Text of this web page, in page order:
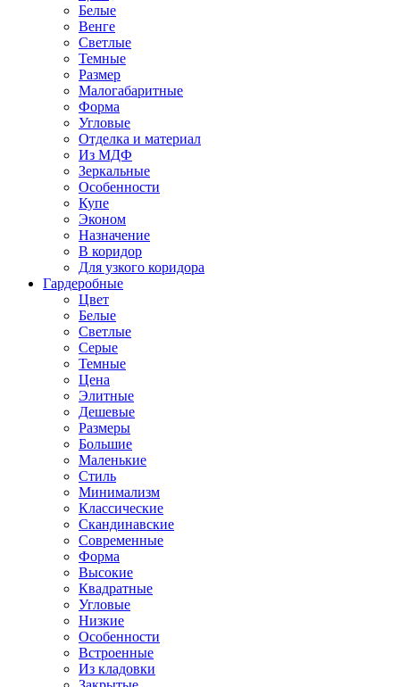
Белые
Венге
Светлые
Темные
Размер
Малогабаритные
Форма
Угловые
Отделка и материал
Из МДФ
Зеркальные
Особенности
Купе
Эконом
Назначение
В коридор
Для узкого коридора
Гардеробные
Цвет
Белые
Светлые
Серые
Темные
Цена
Элитные
Дешевые
Размеры
Большие
Маленькие
Стиль
Минимализм
Классические
Скандинавские
Современные
Форма
Высокие
Квадратные
Угловые
Низкие
Особенности
Встроенные
Из кладовки